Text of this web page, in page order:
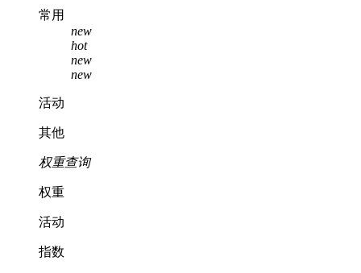
常用
new
hot
new
new
活动
其他
权重查询
权重
活动
指数